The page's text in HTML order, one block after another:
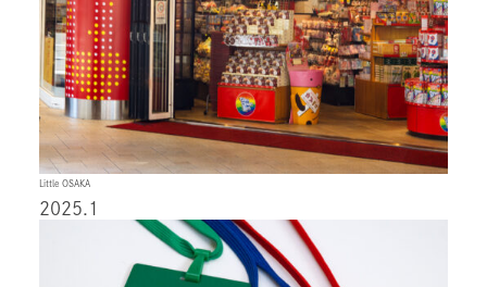
Little OSAKA
2025.1